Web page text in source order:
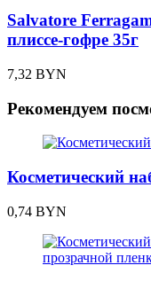
Salvatore
плиссе-гофре 35г
7,32 BYN
Рекомендуем
Косметический
0,74 BYN